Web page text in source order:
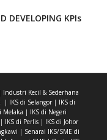
DEVELOPING KPIs
Industri Kecil & Sederhana
| IKS di Selangor| IKS di
Melaka | IKS di Negeri
| IKS di Perlis| IKS di Johor
| Senarai IKS/SME di